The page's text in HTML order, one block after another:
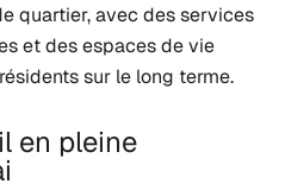
quartier, avec des services
et des espaces de vie
sur le long terme.
en pleine